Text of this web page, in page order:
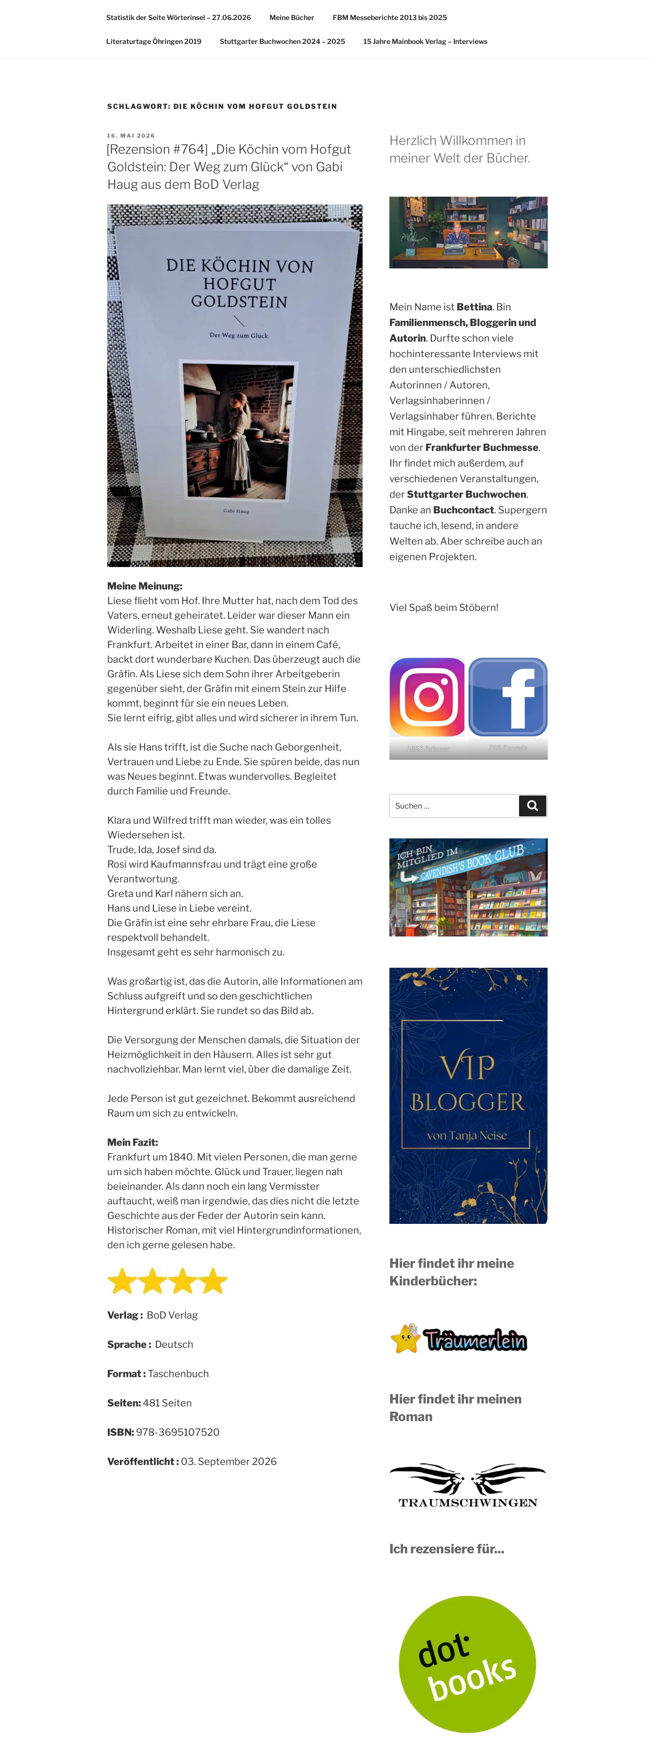
Statistik der Seite Wörterinsel – 27.06.2026 Meine Bücher FBM Messeberichte 2013 bis 2025
Literaturtage Öhringen 2019 Stuttgarter Buchwochen 2024 – 2025 15 Jahre Mainbook Verlag – Interviews
SCHLAGWORT: DIE KÖCHIN VOM HOFGUT GOLDSTEIN
VERÖFFENTLICHT
AM
16. MAI 2026
[Rezension #764] „Die Köchin vom Hofgut
Goldstein: Der Weg zum Glück“ von Gabi
Haug aus dem BoD Verlag
Meine Meinung:
Liese flieht vom Hof. Ihre Mutter hat, nach dem Tod des
Vaters, erneut geheiratet. Leider war dieser Mann ein
Widerling. Weshalb Liese geht. Sie wandert nach
Frankfurt. Arbeitet in einer Bar, dann in einem Café,
backt dort wunderbare Kuchen. Das überzeugt auch die
Gräfin. Als Liese sich dem Sohn ihrer Arbeitgeberin
gegenüber sieht, der Gräfin mit einem Stein zur Hilfe
kommt, beginnt für sie ein neues Leben.
Sie lernt eifrig, gibt alles und wird sicherer in ihrem Tun.
Als sie Hans trifft, ist die Suche nach Geborgenheit,
Vertrauen und Liebe zu Ende. Sie spüren beide, das nun
was Neues beginnt. Etwas wundervolles. Begleitet
durch Familie und Freunde.
Klara und Wilfred trifft man wieder, was ein tolles
Wiedersehen ist.
Trude, Ida, Josef sind da.
Rosi wird Kaufmannsfrau und trägt eine große
Verantwortung.
Greta und Karl nähern sich an.
Hans und Liese in Liebe vereint.
Die Gräfin ist eine sehr ehrbare Frau, die Liese
respektvoll behandelt.
Insgesamt geht es sehr harmonisch zu.
Was großartig ist, das die Autorin, alle Informationen am
Schluss aufgreift und so den geschichtlichen
Hintergrund erklärt. Sie rundet so das Bild ab.
Die Versorgung der Menschen damals, die Situation der
Heizmöglichkeit in den Häusern. Alles ist sehr gut
nachvollziehbar. Man lernt viel, über die damalige Zeit.
Jede Person ist gut gezeichnet. Bekommt ausreichend
Raum um sich zu entwickeln.
Mein Fazit:
Frankfurt um 1840. Mit vielen Personen, die man gerne
um sich haben möchte. Glück und Trauer, liegen nah
beieinander. Als dann noch ein lang Vermisster
auftaucht, weiß man irgendwie, das dies nicht die letzte
Geschichte aus der Feder der Autorin sein kann.
Historischer Roman, mit viel Hintergrundinformationen,
den ich gerne gelesen habe.
Verlag : ‎ BoD Verlag
Sprache : ‎ Deutsch
Format :‎Taschenbuch
Seiten: 481 Seiten
ISBN: 978-3695107520
Veröffentlicht : 03. September 2026
Herzlich Willkommen in
meiner Welt der Bücher.
Mein Name ist Bettina. Bin
Familienmensch, Bloggerin und
Autorin. Durfte schon viele
hochinteressante Interviews mit
den unterschiedlichsten
Autorinnen / Autoren,
Verlagsinhaberinnen /
Verlagsinhaber führen. Berichte
mit Hingabe, seit mehreren Jahren
von der Frankfurter Buchmesse.
Ihr findet mich außerdem, auf
verschiedenen Veranstaltungen,
derStuttgarter Buchwochen.
Danke an Buchcontact. Supergern
tauche ich, lesend, in andere
Welten ab. Aber schreibe auch an
eigenen Projekten.
Viel Spaß beim Stöbern!
1883 Follower 765 Freunde
nach:
Hier findet ihr meine
Kinderbücher:
Hier findet ihr meinen
Roman
Ich rezensiere für...